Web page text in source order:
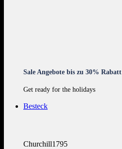
Sale Angebote bis zu 30% Rabatt
Get ready for the holidays
Besteck
Churchill1795